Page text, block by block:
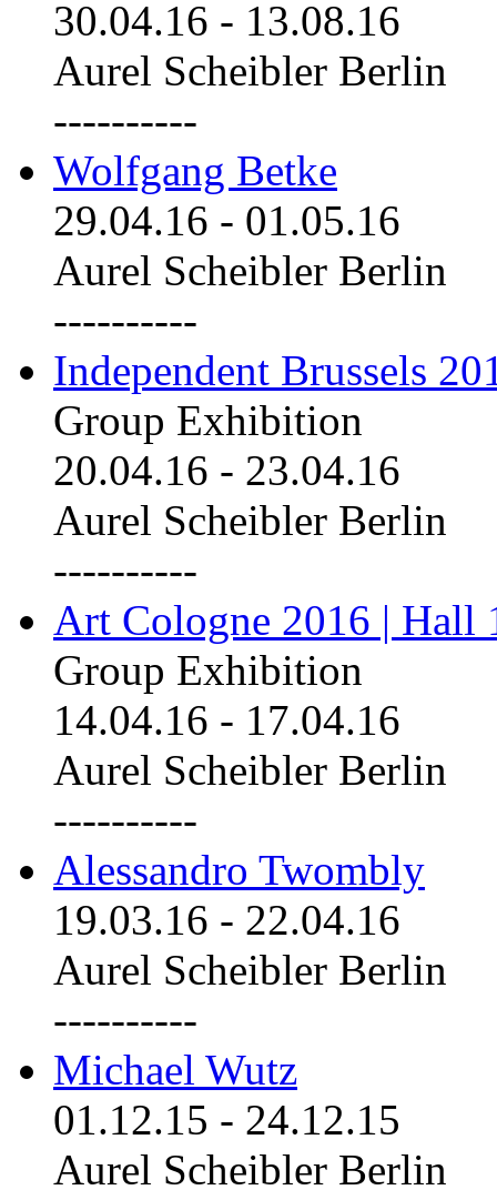
30.04.16 - 13.08.16
Aurel Scheibler Berlin
----------
Wolfgang Betke
29.04.16 - 01.05.16
Aurel Scheibler Berlin
----------
Independent Brussels
Group Exhibition
20.04.16 - 23.04.16
Aurel Scheibler Berlin
----------
Art Cologne 2016 | Hall
Group Exhibition
14.04.16 - 17.04.16
Aurel Scheibler Berlin
----------
Alessandro Twombly
19.03.16 - 22.04.16
Aurel Scheibler Berlin
----------
Michael Wutz
01.12.15 - 24.12.15
Aurel Scheibler Berlin